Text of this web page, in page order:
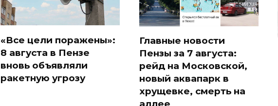
«Все цели поражены»:
8 августа в Пензе
вновь объявляли
ракетную угрозу
Главные новости
Пензы за 7 августа:
рейд на Московской,
новый аквапарк в
хрущевке, смерть на
аллее